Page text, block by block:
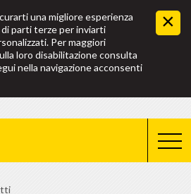
una migliore esperienza
parti terze per inviarti
Per maggiori
loro disabilitazione consulta
nella navigazione acconsenti